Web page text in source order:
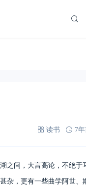
读书 7
之间，大言高论，不绝于
杂，更有一些曲学阿世、